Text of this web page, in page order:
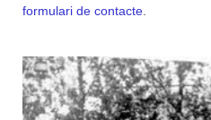
formulari de contacte